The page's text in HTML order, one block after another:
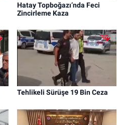
Hatay Topboğazı’nda Feci
Zincirleme Kaza
Tehlikeli Sürüşe 19 Bin Ceza